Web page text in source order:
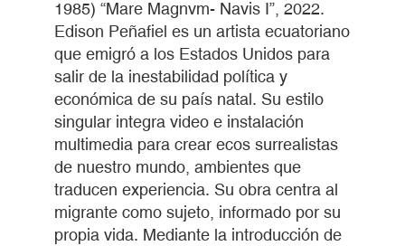
1985) “Mare Magnvm- Navis I”, 2022.
Edison Peñafiel es un artista ecuatoriano
que emigró a los Estados Unidos para
salir de la inestabilidad política y
económica de su país natal. Su estilo
singular integra video e instalación
multimedia para crear ecos surrealistas
de nuestro mundo, ambientes que
traducen experiencia. Su obra centra al
migrante como sujeto, informado por su
propia vida. Mediante la introducción de